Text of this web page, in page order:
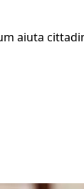
aiuta